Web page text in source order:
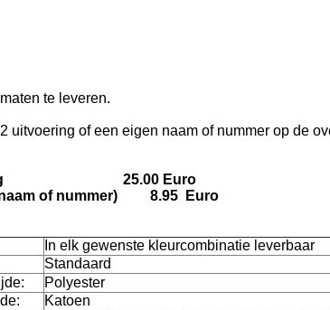
te leveren.
uitvoering of een eigen naam of nummer op de
25.00 Euro
naam of nummer) 8.95 Euro
In elk gewenste kleurcombinatie leverbaar
Standaard
Polyester
Katoen